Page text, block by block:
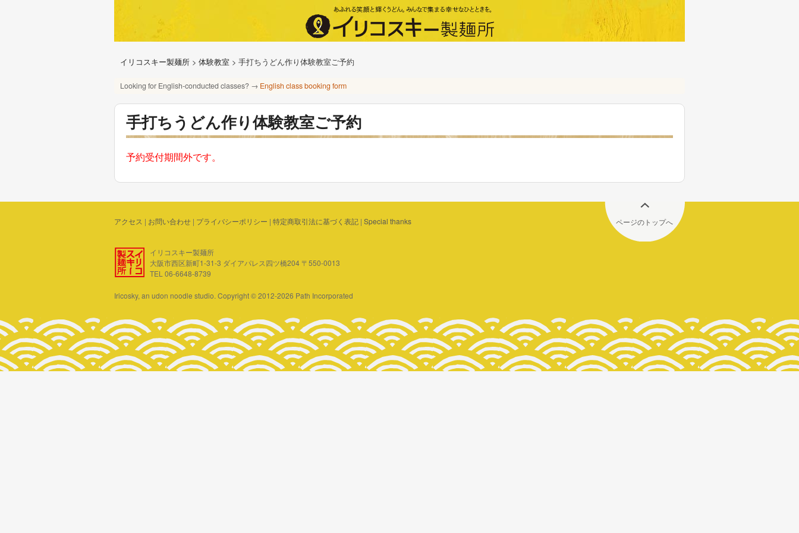
イリコスキー製麺所 > 体験教室 > 手打ちうどん作り体験教室ご予約
Looking for English-conducted classes? → English class booking form
手打ちうどん作り体験教室ご予約
予約受付期間外です。
アクセス | お問い合わせ | プライバシーポリシー | 特定商取引法に基づく表記 | Special thanks
イリコスキー製麺所
大阪市西区新町1-31-3 ダイアパレス四ツ橋204 〒550-0013
TEL 06-6648-8739
Iricosky, an udon noodle studio. Copyright © 2012-2026 Path Incorporated
ページのトップへ